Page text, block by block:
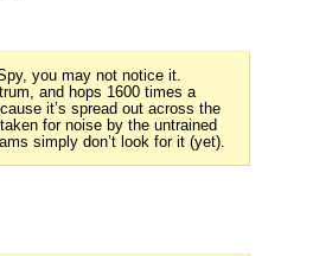
you may not notice it.
and hops 1600 times a
it’s spread out across the
for noise by the untrained
simply don’t look for it (yet).